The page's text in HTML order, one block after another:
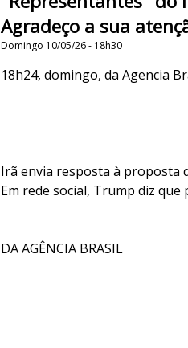
Agradeço a sua
Domingo 10/05/26 - 18h30
18h24, domingo, da Agencia
Irã envia resposta à proposta
Em rede social, Trump diz
DA AGÊNCIA BRASIL